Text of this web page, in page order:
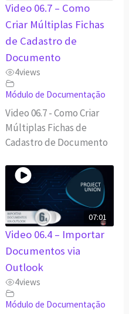
Video 06.7 – Como
Criar Múltiplas Fichas
de Cadastro de
Documento
4views
Módulo de Documentação
Video 06.7 - Como Criar
Múltiplas Fichas de
Cadastro de Documento
07:01
Video 06.4 – Importar
Documentos via
Outlook
4views
Módulo de Documentação